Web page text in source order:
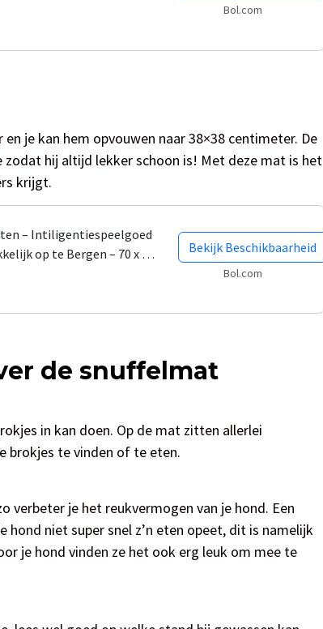
- Konijnen...
Bol.com
je kan hem opvouwen naar 38×38 centimeter. De
hij altijd lekker schoon is! Met deze mat is het
krijgt.
– Intiligentiespeelgoed
op te Bergen – 70 x 70
Bekijk Beschikbaarheid
Bol.com
de snuffelmat
in kan doen. Op de mat zitten allerlei
brokjes te vinden of te eten.
verbeter je het reukvermogen van je hond. Een
niet super snel z’n eten opeet, dit is namelijk
je hond vinden ze het ook erg leuk om mee te